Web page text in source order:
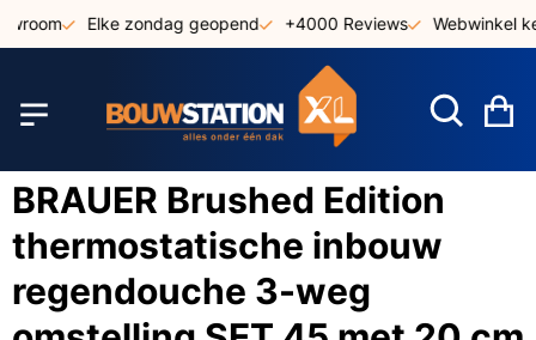
naar
Elke zondag geopend +4000 Reviews Webwinkel
BRAUER Brushed Edition
thermostatische inbouw
regendouche 3-weg